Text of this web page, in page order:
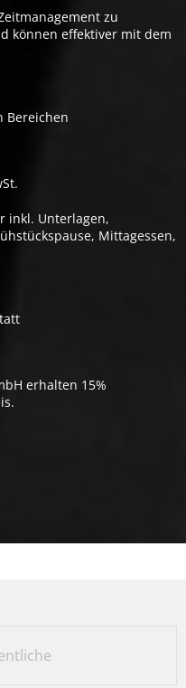
zu
können effektiver mit dem
Bereichen
inkl. Unterlagen,
Mittagessen,
erhalten 15%